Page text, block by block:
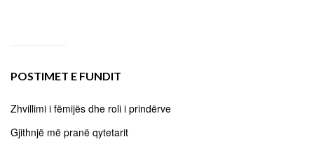
POSTIMET E FUNDIT
Zhvillimi i fëmijës dhe roli i prindërve
Gjithnjë më pranë qytetarit